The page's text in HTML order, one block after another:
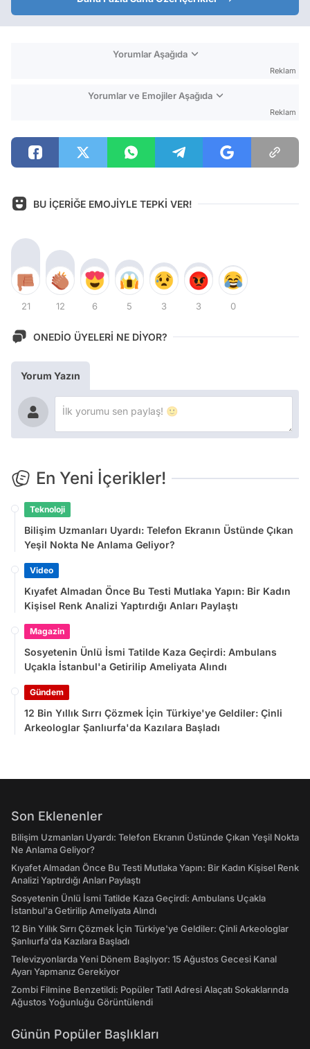
Yorumlar Aşağıda
Reklam
Yorumlar ve Emojiler Aşağıda
Reklam
BU İÇERİĞE EMOJİYLE TEPKİ VER!
21 12 6 5 3 3 0
ONEDİO ÜYELERİ NE DİYOR?
Yorum Yazın
En Yeni İçerikler!
Teknoloji
Bilişim Uzmanları Uyardı: Telefon Ekranın Üstünde Çıkan
Yeşil Nokta Ne Anlama Geliyor?
Video
Kıyafet Almadan Önce Bu Testi Mutlaka Yapın: Bir Kadın
Kişisel Renk Analizi Yaptırdığı Anları Paylaştı
Magazin
Sosyetenin Ünlü İsmi Tatilde Kaza Geçirdi: Ambulans
Uçakla İstanbul'a Getirilip Ameliyata Alındı
Gündem
12 Bin Yıllık Sırrı Çözmek İçin Türkiye'ye Geldiler: Çinli
Arkeologlar Şanlıurfa'da Kazılara Başladı
Son Eklenenler
Bilişim Uzmanları Uyardı: Telefon Ekranın Üstünde Çıkan Yeşil Nokta
Ne Anlama Geliyor?
Kıyafet Almadan Önce Bu Testi Mutlaka Yapın: Bir Kadın Kişisel Renk
Analizi Yaptırdığı Anları Paylaştı
Sosyetenin Ünlü İsmi Tatilde Kaza Geçirdi: Ambulans Uçakla
İstanbul'a Getirilip Ameliyata Alındı
12 Bin Yıllık Sırrı Çözmek İçin Türkiye'ye Geldiler: Çinli Arkeologlar
Şanlıurfa'da Kazılara Başladı
Televizyonlarda Yeni Dönem Başlıyor: 15 Ağustos Gecesi Kanal
Ayarı Yapmanız Gerekiyor
Zombi Filmine Benzetildi: Popüler Tatil Adresi Alaçatı Sokaklarında
Ağustos Yoğunluğu Görüntülendi
Günün Popüler Başlıkları